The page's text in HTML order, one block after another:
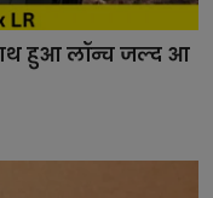
साथ हुआ लॉन्च जल्द आ